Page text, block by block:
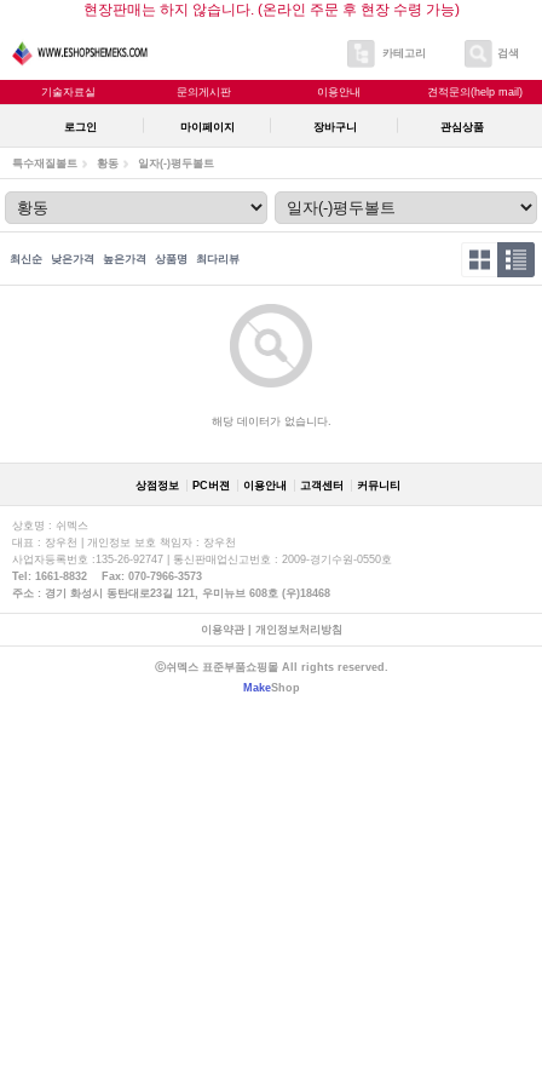
현장판매는 하지 않습니다. (온라인 주문 후 현장 수령 가능)
카테고리 검색
기술자료실 문의게시판 이용안내 견적문의(help mail)
로그인 마이페이지 장바구니 관심상품
특수재질볼트 황동 일자(-)평두볼트
최신순 낮은가격 높은가격 상품명 최다리뷰
해당 데이터가 없습니다.
상점정보 PC버젼 이용안내 고객센터 커뮤니티
상호명 : 쉬멕스
대표 : 장우천 | 개인정보 보호 책임자 : 장우천
사업자등록번호 :135-26-92747 | 통신판매업신고번호 : 2009-경기수원-0550호
Tel: 1661-8832 Fax: 070-7966-3573
주소 : 경기 화성시 동탄대로23길 121, 우미뉴브 608호 (우)18468
이용약관| 개인정보처리방침
ⓒ쉬멕스 표준부품쇼핑몰 All rights reserved.
MakeShop